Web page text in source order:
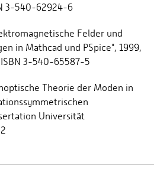
3-540-62924-6
Felder und
in Mathcad und PSpice", 1999,
3-540-65587-5
Theorie der Moden in
Universität